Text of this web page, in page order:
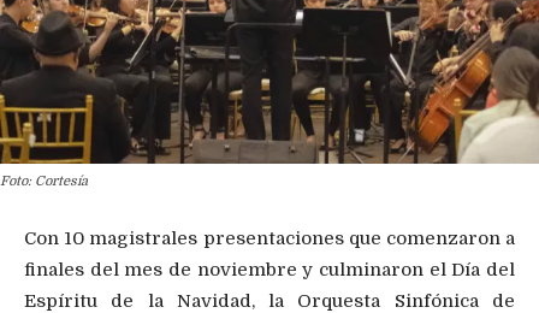
Foto: Cortesía
Con 10 magistrales presentaciones que comenzaron a
finales del mes de noviembre y culminaron el Día del
Espíritu de la Navidad, la Orquesta Sinfónica de